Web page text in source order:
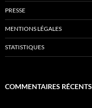
PRESSE
MENTIONS LÉGALES
STATISTIQUES
COMMENTAIRES RÉCENTS